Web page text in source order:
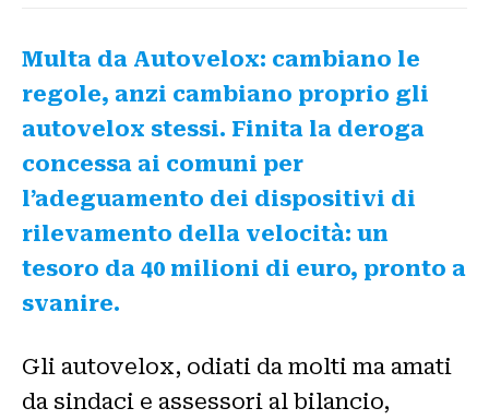
Multa da Autovelox: cambiano le
regole, anzi cambiano proprio gli
autovelox stessi. Finita la deroga
concessa ai comuni per
l’adeguamento dei dispositivi di
rilevamento della velocità: un
tesoro da 40 milioni di euro, pronto a
svanire.
Gli autovelox, odiati da molti ma amati
da sindaci e assessori al bilancio,